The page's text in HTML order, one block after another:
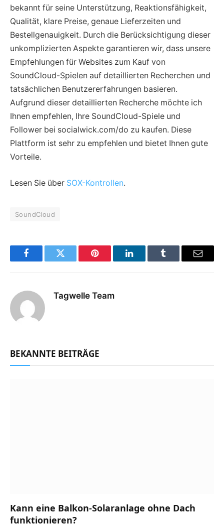
bekannt für seine Unterstützung, Reaktionsfähigkeit,
Qualität, klare Preise, genaue Lieferzeiten und
Bestellgenauigkeit. Durch die Berücksichtigung dieser
unkomplizierten Aspekte garantieren wir, dass unsere
Empfehlungen für Websites zum Kauf von
SoundCloud-Spielen auf detaillierten Recherchen und
tatsächlichen Benutzererfahrungen basieren.
Aufgrund dieser detaillierten Recherche möchte ich
Ihnen empfehlen, Ihre SoundCloud-Spiele und
Follower bei socialwick.com/do zu kaufen. Diese
Plattform ist sehr zu empfehlen und bietet Ihnen gute
Vorteile.
Lesen Sie über SOX-Kontrollen.
SoundCloud
FacebookTwitter Pinterest LinkedInTumblr Email
Tagwelle Team
BEKANNTE BEITRÄGE
Kann eine Balkon-Solaranlage ohne Dach
funktionieren?